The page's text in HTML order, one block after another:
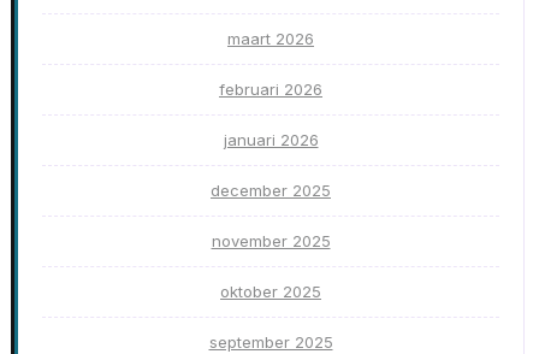
maart 2026
februari 2026
januari 2026
december 2025
november 2025
oktober 2025
september 2025